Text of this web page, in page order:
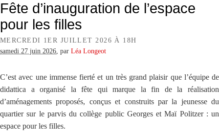
Fête d’inauguration de l’espace
pour les filles
MERCREDI 1ER JUILLET 2026 À 18H
samedi 27 juin 2026 par Léa Longeot
C’est avec une immense fierté et un très grand plaisir que l’équipe de
didattica a organisé la fête qui marque la fin de la réalisation
d’aménagements proposés, conçus et construits par la jeunesse du
quartier sur le parvis du collège public Georges et Maï Politzer : un
espace pour les filles.